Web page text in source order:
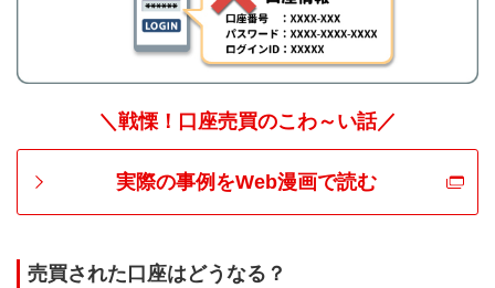
＼戦慄！口座売買のこわ～い話／
実際の事例をWeb漫画で読む
売買された口座はどうなる？